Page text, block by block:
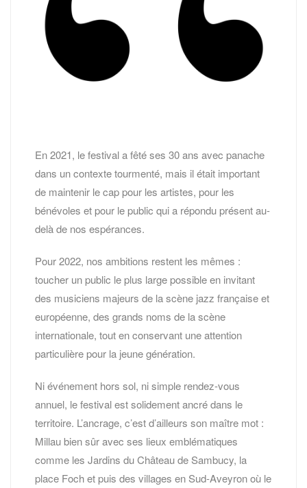
En 2021, le festival a fêté ses 30 ans avec panache
dans un contexte tourmenté, mais il était important
de maintenir le cap pour les artistes, pour les
bénévoles et pour le public qui a répondu présent au-
delà de nos espérances.
Pour 2022, nos ambitions restent les mêmes :
toucher un public le plus large possible en invitant
des musiciens majeurs de la scène jazz française et
européenne, des grands noms de la scène
internationale, tout en conservant une attention
particulière pour la jeune génération.
Ni événement hors sol, ni simple rendez-vous
annuel, le festival est solidement ancré dans le
territoire. L’ancrage, c’est d’ailleurs son maître mot :
Millau bien sûr avec ses lieux emblématiques
comme les Jardins du Château de Sambucy, la
place Foch et puis des villages en Sud-Aveyron où le